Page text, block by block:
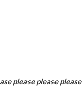
please please